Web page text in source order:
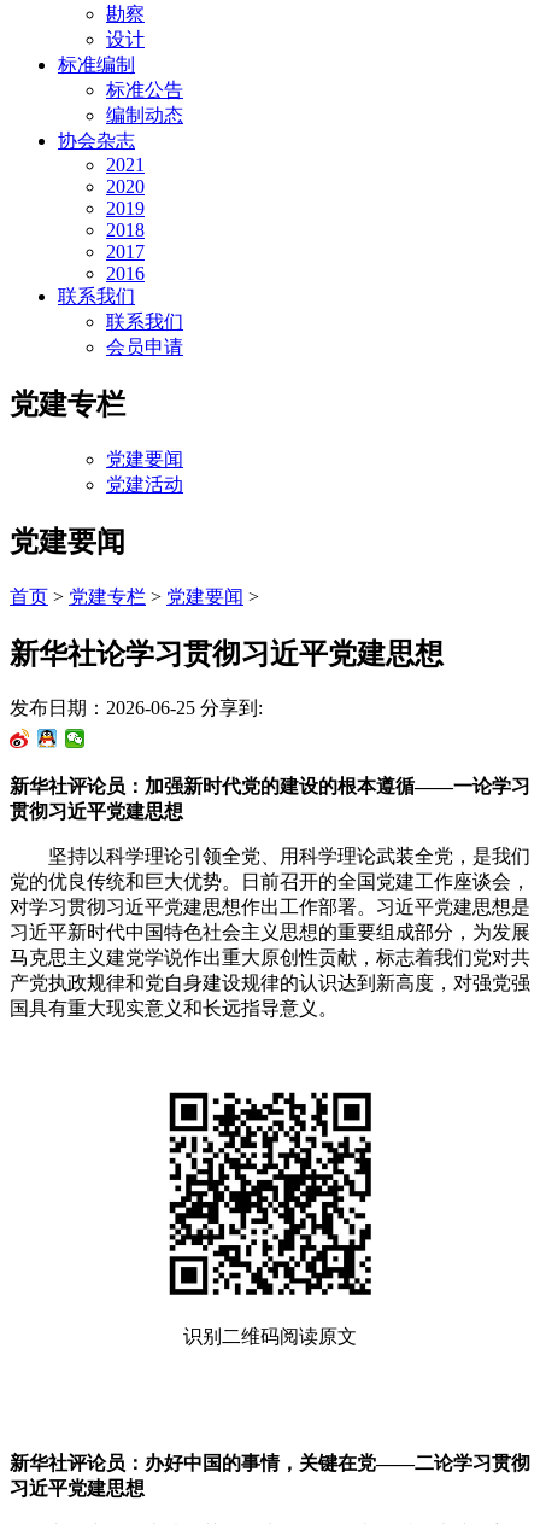
勘察
设计
标准编制
标准公告
编制动态
协会杂志
2021
2020
2019
2018
2017
2016
联系我们
联系我们
会员申请
党建专栏
党建要闻
党建活动
党建要闻
首页 > 党建专栏 > 党建要闻 >
新华社论学习贯彻习近平党建思想
发布日期：2026-06-25 分享到:
新华社评论员：加强新时代党的建设的根本遵循——一论学习
贯彻习近平党建思想
坚持以科学理论引领全党、用科学理论武装全党，是我们
党的优良传统和巨大优势。日前召开的全国党建工作座谈会，
对学习贯彻习近平党建思想作出工作部署。习近平党建思想是
习近平新时代中国特色社会主义思想的重要组成部分，为发展
马克思主义建党学说作出重大原创性贡献，标志着我们党对共
产党执政规律和党自身建设规律的认识达到新高度，对强党强
国具有重大现实意义和长远指导意义。
识别二维码阅读原文
新华社评论员：办好中国的事情，关键在党——二论学习贯彻
习近平党建思想